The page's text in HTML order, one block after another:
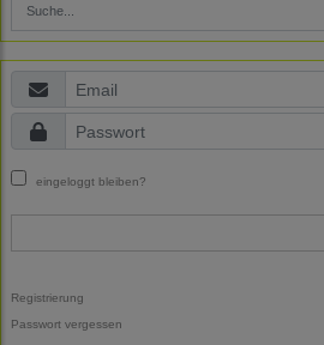
eingeloggt bleiben?
Registrierung
Passwort vergessen